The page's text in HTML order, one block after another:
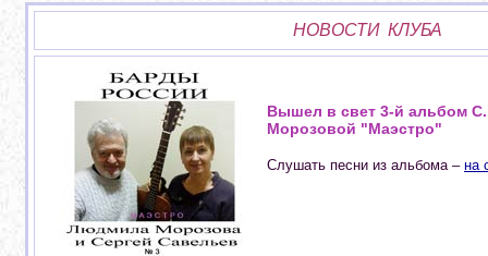
НОВОСТИ КЛУБА
Вышел в свет 3-й альбом
Морозовой "Маэстро"
Cлушать песни из альбома – на